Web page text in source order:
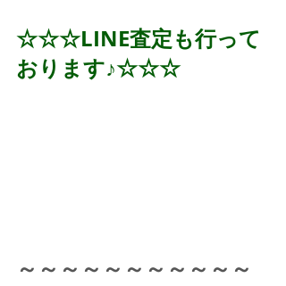
☆☆☆LINE査定も行って
おります♪☆☆☆
～～～～～～～～～～～